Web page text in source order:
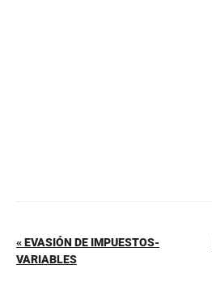
« EVASIÓN DE IMPUESTOS-
VARIABLES